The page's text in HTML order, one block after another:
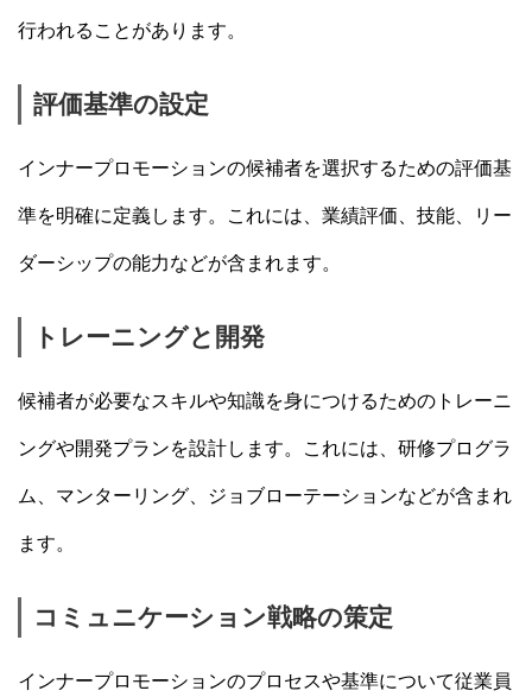
行われることがあります。
評価基準の設定
インナープロモーションの候補者を選択するための評価基
準を明確に定義します。これには、業績評価、技能、リー
ダーシップの能力などが含まれます。
トレーニングと開発
候補者が必要なスキルや知識を身につけるためのトレーニ
ングや開発プランを設計します。これには、研修プログラ
ム、マンターリング、ジョブローテーションなどが含まれ
ます。
コミュニケーション戦略の策定
インナープロモーションのプロセスや基準について従業員